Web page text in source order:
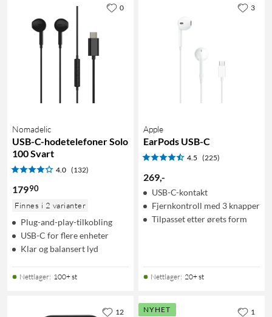
Nomadelic
USB-C-hodetelefoner Solo
100 Svart
4.0 (132)
17990
Finnes i 2 varianter
Plug-and-play-tilkobling
USB-C for flere enheter
Klar og balansert lyd
Nettlager: 100+ st
0
Apple
EarPods USB-C
4.5 (225)
269,-
USB-C-kontakt
Fjernkontroll med 3 knapper
Tilpasset etter ørets form
Nettlager: 20+ st
3
12 NYHET 1